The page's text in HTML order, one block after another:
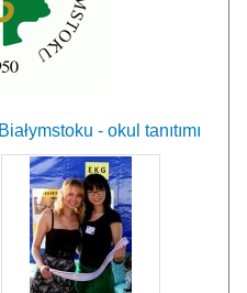
- okul tanıtımı